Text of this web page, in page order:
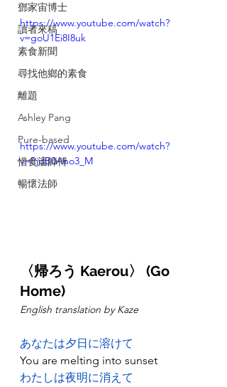
鄧家宙博士
讀者來稿
素食新聞
尋找他鄉的素食
離題
Ashley Pang
Pure-based
惜食溫師傅
暢懷法師
https://www.youtube.com/watch?
v=goU1Ei8I8uk
https://www.youtube.com/watch?
v=PjdB0Ano3_M
〈帰ろう Kaerou〉 (Go
Home)
English translation by Kaze
あなたは夕日に溶けて
You are melting into sunset
わたしは夜明に消えて